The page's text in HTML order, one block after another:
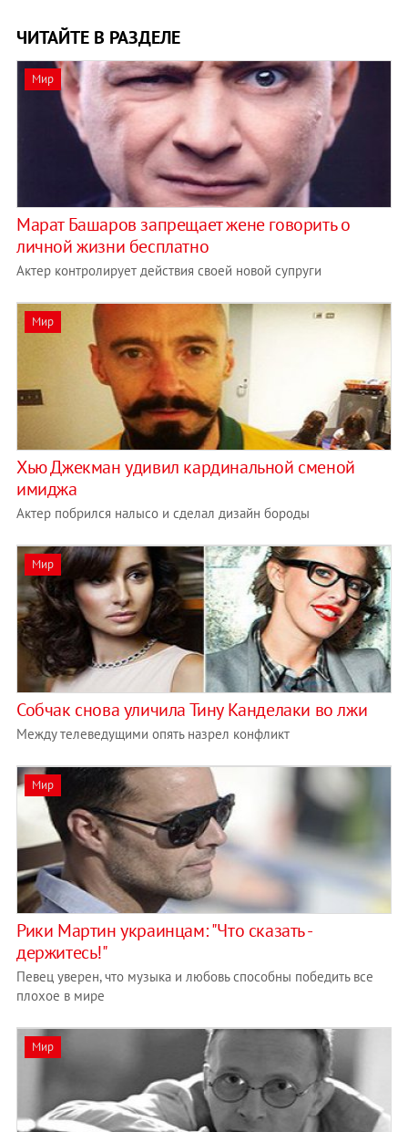
ЧИТАЙТЕ В РАЗДЕЛЕ
Мир
Марат Башаров запрещает жене говорить о
личной жизни бесплатно
Актер контролирует действия своей новой супруги
Мир
Хью Джекман удивил кардинальной сменой
имиджа
Актер побрился налысо и сделал дизайн бороды
Мир
Собчак снова уличила Тину Канделаки во лжи
Между телеведущими опять назрел конфликт
Мир
Рики Мартин украинцам: "Что сказать -
держитесь!"
Певец уверен, что музыка и любовь способны победить все
плохое в мире
Мир